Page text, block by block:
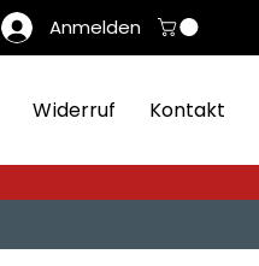
Anmelden
Widerruf Kontakt